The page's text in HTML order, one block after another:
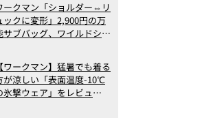
3】（2026年6月版）
ークマン「ショルダー⇔リ
ックに変形」2,900円の万
サブバッグ、ワイルドシン
事ランキングベスト3】
2026年6月版）
【ワークマン】猛暑でも着る
が涼しい「表面温度-10℃
氷撃ウェア」をレビュ